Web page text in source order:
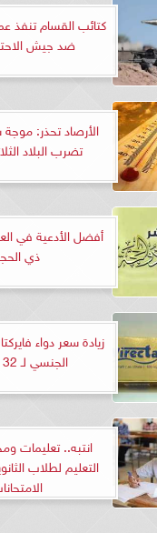
كتائب القسام تنفذ
ضد جيش
الأرصاد تحذر: موجة
تضرب البلاد
أفضل الأدعية في
ذي
زيادة سعر دواء
الجنسي لـ 132 جنيها
انتبه.. تعليمات
التعليم لطلاب